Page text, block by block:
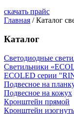
скачать прайс
Главная / Каталог
Каталог
Светодиодные
Светильники
ECOLED серии
Подвесное на
Подвесное на кожух
Кронштейн прямой
Кронштейн